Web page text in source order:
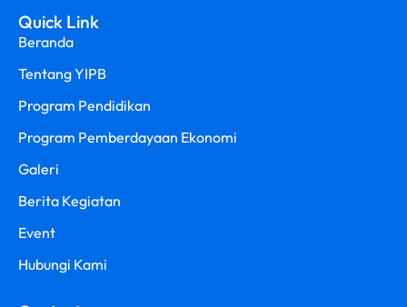
Quick Link
Beranda
Tentang YIPB
Program Pendidikan
Program Pemberdayaan Ekonomi
Galeri
Berita Kegiatan
Event
Hubungi Kami